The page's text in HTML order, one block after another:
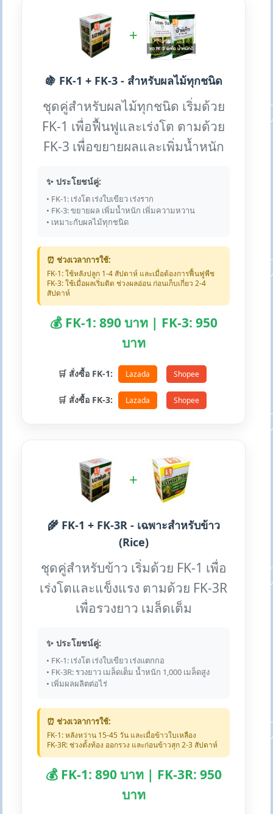
+
🍇 FK-1 + FK-3 - สำหรับผลไม้ทุกชนิด
ชุดคู่สำหรับผลไม้ทุกชนิด เริ่มด้วย
FK-1 เพื่อฟื้นฟูและเร่งโต ตามด้วย
FK-3 เพื่อขยายผลและเพิ่มน้ำหนัก
✨ ประโยชน์คู่:
• FK-1: เร่งโต เร่งใบเขียว เร่งราก
• FK-3: ขยายผล เพิ่มน้ำหนัก เพิ่มความหวาน
• เหมาะกับผลไม้ทุกชนิด
⏰ ช่วงเวลาการใช้:
FK-1: ใช้หลังปลูก 1-4 สัปดาห์ และเมื่อต้องการฟื้นฟูพืช
FK-3: ใช้เมื่อผลเริ่มติด ช่วงผลอ่อน ก่อนเก็บเกี่ยว 2-4
สัปดาห์
💰 FK-1: 890 บาท | FK-3: 950
บาท
🛒 สั่งซื้อ FK-1: Lazada Shopee
🛒 สั่งซื้อ FK-3: Lazada Shopee
+
🌾 FK-1 + FK-3R - เฉพาะสำหรับข้าว
(Rice)
ชุดคู่สำหรับข้าว เริ่มด้วย FK-1 เพื่อ
เร่งโตและแข็งแรง ตามด้วย FK-3R
เพื่อรวงยาว เมล็ดเต็ม
✨ ประโยชน์คู่:
• FK-1: เร่งโต เร่งใบเขียว เร่งแตกกอ
• FK-3R: รวงยาว เมล็ดเต็ม น้ำหนัก 1,000 เมล็ดสูง
• เพิ่มผลผลิตต่อไร่
⏰ ช่วงเวลาการใช้:
FK-1: หลังหว่าน 15-45 วัน และเมื่อข้าวใบเหลือง
FK-3R: ช่วงตั้งท้อง ออกรวง และก่อนข้าวสุก 2-3 สัปดาห์
💰 FK-1: 890 บาท | FK-3R: 950
บาท